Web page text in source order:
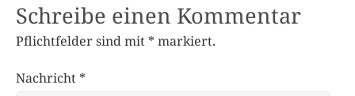
Schreibe einen Kommentar
Pflichtfelder sind mit * markiert.
Nachricht *